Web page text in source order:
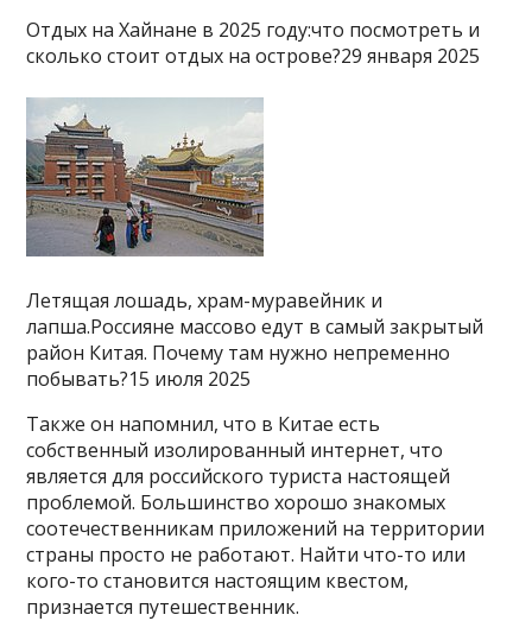
Отдых на Хайнане в 2025 году:что посмотреть и
сколько стоит отдых на острове?29 января 2025
Летящая лошадь, храм-муравейник и
лапша.Россияне массово едут в самый закрытый
район Китая. Почему там нужно непременно
побывать?15 июля 2025
Также он напомнил, что в Китае есть
собственный изолированный интернет, что
является для российского туриста настоящей
проблемой. Большинство хорошо знакомых
соотечественникам приложений на территории
страны просто не работают. Найти что-то или
кого-то становится настоящим квестом,
признается путешественник.